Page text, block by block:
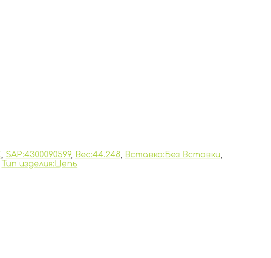
, SAP:4300090599, Вес:44.248, Вставка:Без Вставки,
Тип изделия:Цепь